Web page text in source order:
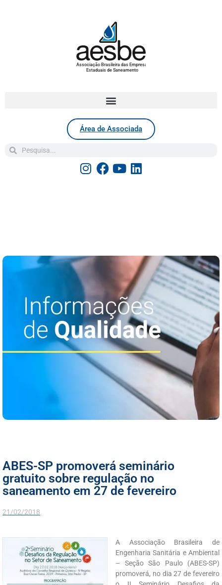
Associação Brasileira das Empresas
Estaduais de Saneamento
Área de Associada
ABES-SP promoverá seminário
gratuito sobre regulação no
saneamento em 27 de fevereiro
21/02/2018
A Associação Brasileira de
Engenharia Sanitária e Ambiental
– Seção São Paulo (ABES-SP)
promoverá, no dia 27 de fevereiro